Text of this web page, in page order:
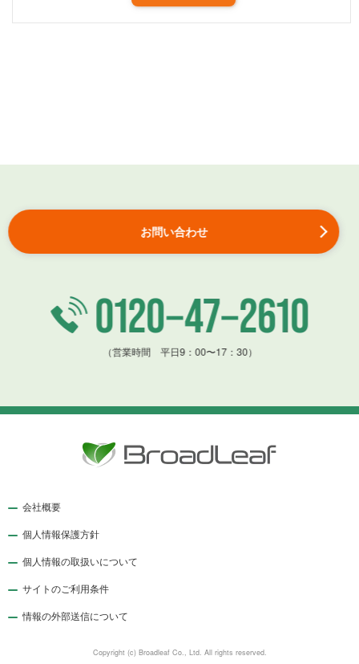
【個人情報の取扱いに関するお問い合わせ窓口】
お問い合わせ
（営業時間 平日9：00〜17：30）
会社概要
個人情報保護方針
個人情報の取扱いについて
サイトのご利用条件
情報の外部送信について
Copyright (c) Broadleaf Co., Ltd. All rights reserved.